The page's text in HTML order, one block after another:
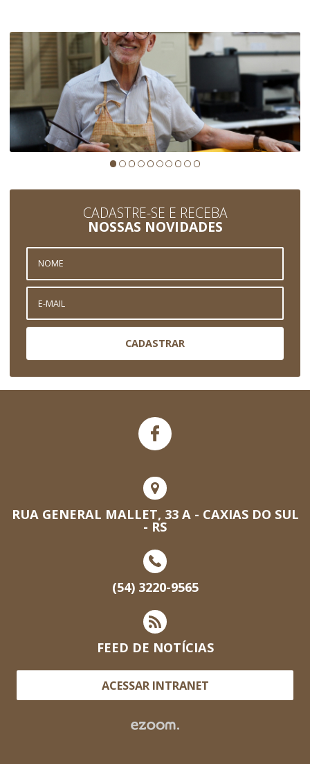
CADASTRE-SE E RECEBA
NOSSAS NOVIDADES
CADASTRAR
RUA GENERAL MALLET, 33 A - CAXIAS DO SUL
- RS
(54) 3220-9565
FEED DE NOTÍCIAS
ACESSAR INTRANET